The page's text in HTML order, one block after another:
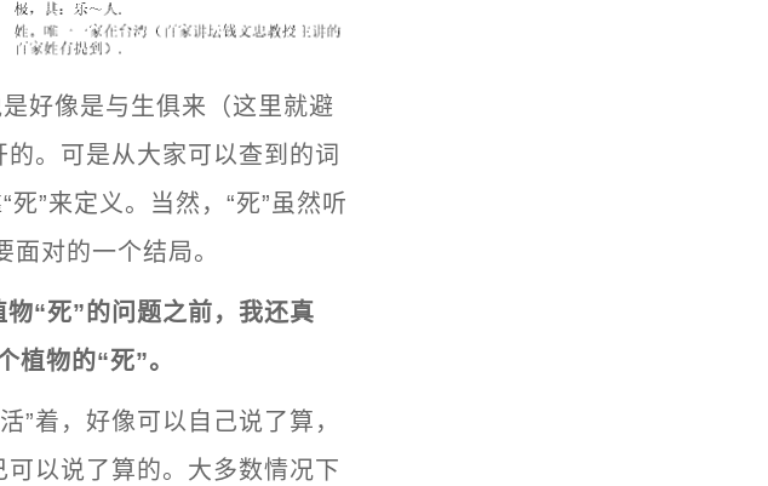
好像是与生俱来（这里就避
。可是从大家可以查到的词
死”来定义。当然，“死”虽然听
对的一个结局。
“死”的问题之前，我还真
植物的“死”。
”着，好像可以自己说了算，
可以说了算的。大多数情况下